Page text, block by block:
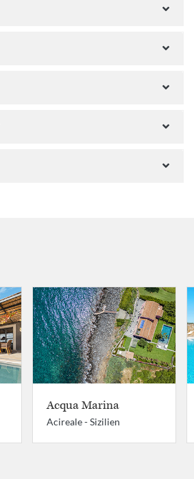
Acqua Marina
Acireale -Sizilien